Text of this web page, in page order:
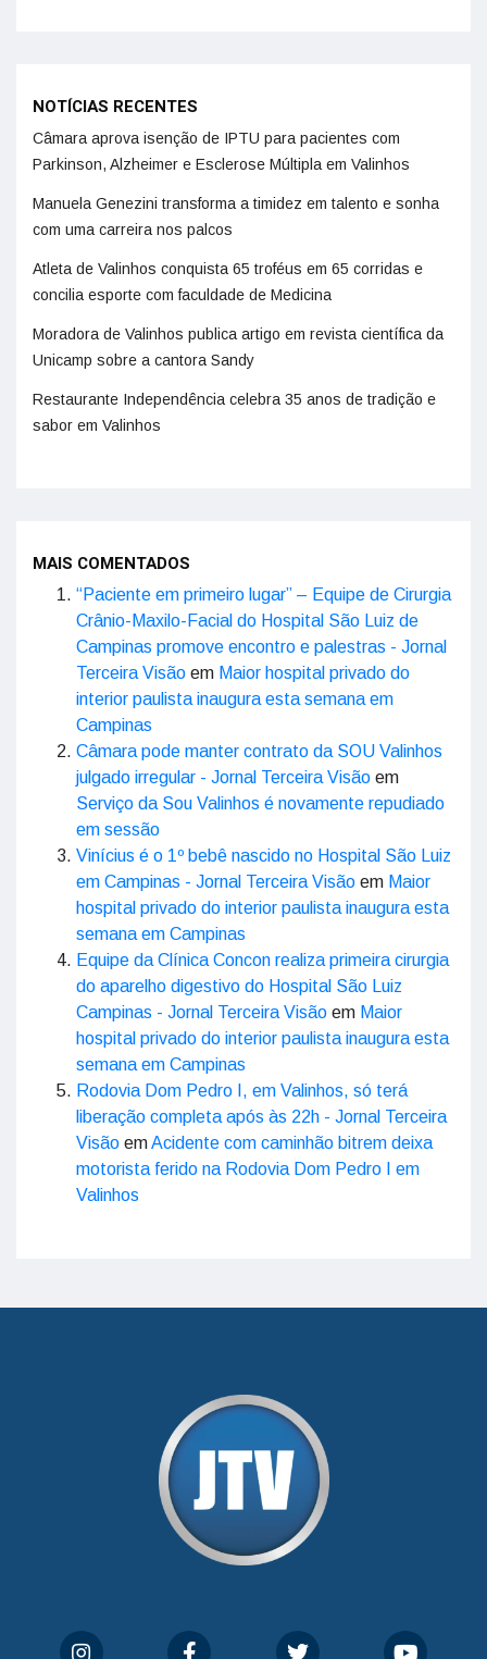
NOTÍCIAS RECENTES
Câmara aprova isenção de IPTU para pacientes com
Parkinson, Alzheimer e Esclerose Múltipla em Valinhos
Manuela Genezini transforma a timidez em talento e sonha
com uma carreira nos palcos
Atleta de Valinhos conquista 65 troféus em 65 corridas e
concilia esporte com faculdade de Medicina
Moradora de Valinhos publica artigo em revista científica da
Unicamp sobre a cantora Sandy
Restaurante Independência celebra 35 anos de tradição e
sabor em Valinhos
MAIS COMENTADOS
“Paciente em primeiro lugar” – Equipe de Cirurgia
Crânio-Maxilo-Facial do Hospital São Luiz de
Campinas promove encontro e palestras - Jornal
Terceira Visão em Maior hospital privado do
interior paulista inaugura esta semana em
Campinas
Câmara pode manter contrato da SOU Valinhos
julgado irregular - Jornal Terceira Visão em
Serviço da Sou Valinhos é novamente repudiado
em sessão
Vinícius é o 1º bebê nascido no Hospital São Luiz
em Campinas - Jornal Terceira Visão em Maior
hospital privado do interior paulista inaugura esta
semana em Campinas
Equipe da Clínica Concon realiza primeira cirurgia
do aparelho digestivo do Hospital São Luiz
Campinas - Jornal Terceira Visão em Maior
hospital privado do interior paulista inaugura esta
semana em Campinas
Rodovia Dom Pedro I, em Valinhos, só terá
liberação completa após às 22h - Jornal Terceira
Visão emAcidente com caminhão bitrem deixa
motorista ferido na Rodovia Dom Pedro I em
Valinhos